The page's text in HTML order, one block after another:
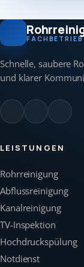
Schnelle, saubere
und klarer
LEISTUNGEN
Rohrreinigung
Abflussreinigung
Kanalreinigung
TV-Inspektion
Hochdruckspülung
Notdienst